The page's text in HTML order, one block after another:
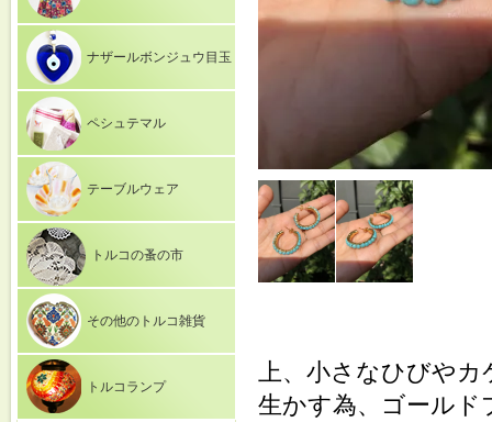
ナザールボンジュウ目玉
ペシュテマル
テーブルウェア
トルコの蚤の市
その他のトルコ雑貨
トルコランプ
上、小さなひびやカ
生かす為、ゴールド